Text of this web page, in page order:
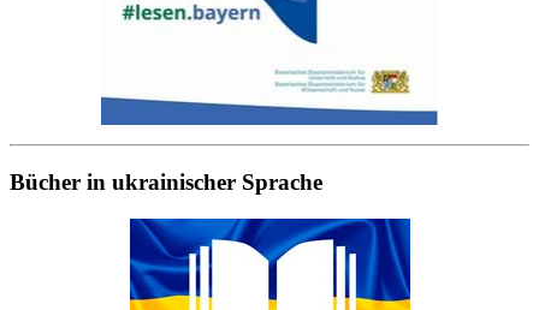
Bücher in ukrainischer Sprache